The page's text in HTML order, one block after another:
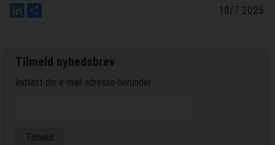
LinkedIn 10/7 2025
Tilmeld nyhedsbrev
Indtast din e-mail-adresse herunder.